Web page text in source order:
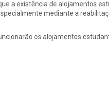
a existência de alojamentos
mediante a
os alojamentos